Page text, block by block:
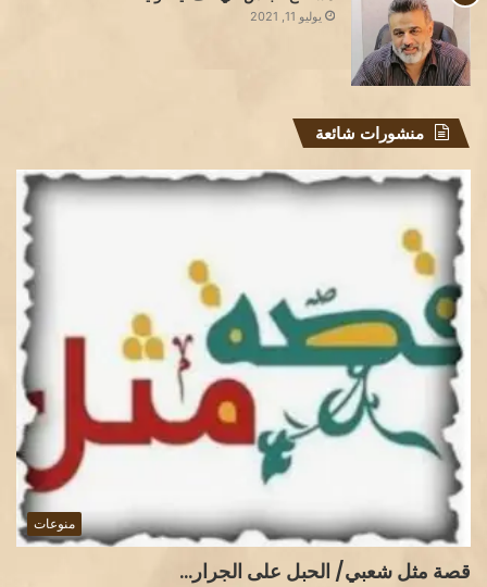
يوليو 11, 2021
منشورات شائعة
منوعات
قصة مثل شعبي/ الحبل على الجرار…